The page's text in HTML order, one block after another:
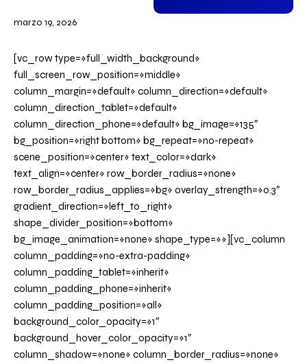
marzo 19, 2026
[vc_row type=»full_width_background»
full_screen_row_position=»middle»
column_margin=»default» column_direction=»default»
column_direction_tablet=»default»
column_direction_phone=»default» bg_image=»135″
bg_position=»right bottom» bg_repeat=»no-repeat»
scene_position=»center» text_color=»dark»
text_align=»center» row_border_radius=»none»
row_border_radius_applies=»bg» overlay_strength=»0.3″
gradient_direction=»left_to_right»
shape_divider_position=»bottom»
bg_image_animation=»none» shape_type=»»][vc_column
column_padding=»no-extra-padding»
column_padding_tablet=»inherit»
column_padding_phone=»inherit»
column_padding_position=»all»
background_color_opacity=»1″
background_hover_color_opacity=»1″
column_shadow=»none» column_border_radius=»none»